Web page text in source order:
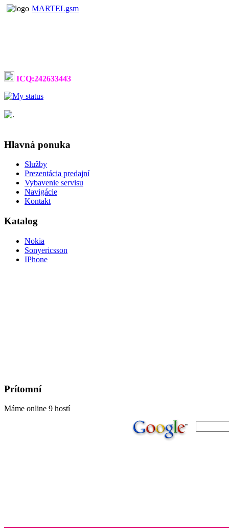
MARTELgsm
ICQ:242633443
Hlavná ponuka
Služby
Prezentácia predajní
Vybavenie servisu
Navigácie
Kontakt
Katalog
Nokia
Sonyericsson
IPhone
Prítomní
Máme online 9 hostí